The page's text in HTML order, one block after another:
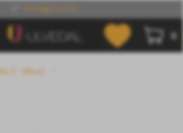
Kvalitet og håndværk
0
3 - tilbud